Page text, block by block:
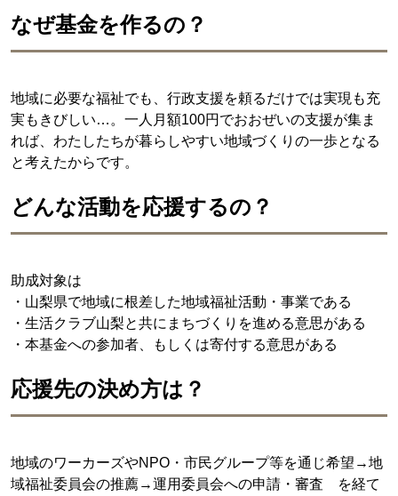
なぜ基金を作るの？
地域に必要な福祉でも、行政支援を頼るだけでは実現も充
実もきびしい…。一人月額100円でおおぜいの支援が集ま
れば、わたしたちが暮らしやすい地域づくりの一歩となる
と考えたからです。
どんな活動を応援するの？
助成対象は
・山梨県で地域に根差した地域福祉活動・事業である
・生活クラブ山梨と共にまちづくりを進める意思がある
・本基金への参加者、もしくは寄付する意思がある
応援先の決め方は？
地域のワーカーズやNPO・市民グループ等を通じ希望→地
域福祉委員会の推薦→運用委員会への申請・審査 を経て